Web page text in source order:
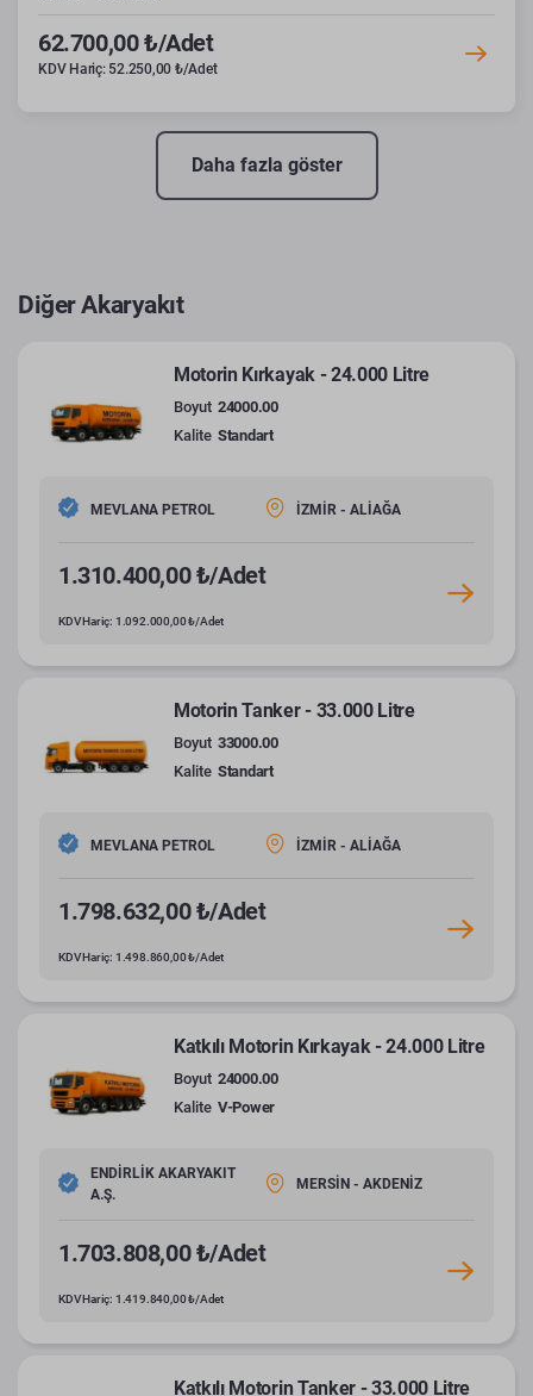
62.700,00 ₺/Adet
KDV Hariç: 52.250,00 ₺/Adet
Daha fazla göster
Diğer Akaryakıt
Motorin Kırkayak - 24.000 Litre
Boyut 24000.00
Kalite Standart
MEVLANA PETROL İZMİR - ALİAĞA
1.310.400,00 ₺/Adet
KDV Hariç: 1.092.000,00 ₺/Adet
Motorin Tanker - 33.000 Litre
Boyut 33000.00
Kalite Standart
MEVLANA PETROL İZMİR - ALİAĞA
1.798.632,00 ₺/Adet
KDV Hariç: 1.498.860,00 ₺/Adet
Katkılı Motorin Kırkayak - 24.000 Litre
Boyut 24000.00
Kalite V-Power
ENDİRLİK AKARYAKIT
A.Ş.
MERSİN - AKDENİZ
1.703.808,00 ₺/Adet
KDV Hariç: 1.419.840,00 ₺/Adet
Katkılı Motorin Tanker - 33.000 Litre